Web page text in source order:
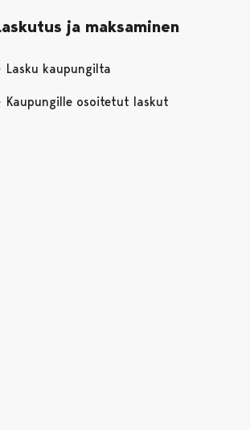
ja maksaminen
Lasku kaupungilta
Kaupungille osoitetut laskut